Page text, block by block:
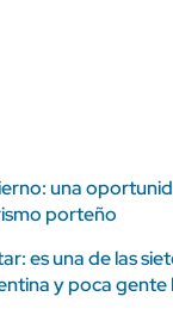
una
porteño
es una de las
y poca gente